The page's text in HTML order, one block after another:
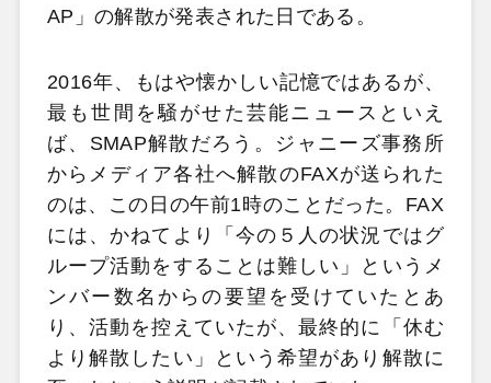
AP」の解散が発表された日である。
2016年、もはや懐かしい記憶ではあるが、
最も世間を騒がせた芸能ニュースといえ
ば、SMAP解散だろう。ジャニーズ事務所
からメディア各社へ解散のFAXが送られた
のは、この日の午前1時のことだった。FAX
には、かねてより「今の５人の状況ではグ
ループ活動をすることは難しい」というメ
ンバー数名からの要望を受けていたとあ
り、活動を控えていたが、最終的に「休む
より解散したい」という希望があり解散に